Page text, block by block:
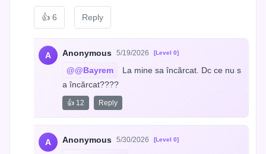
👍 6 Reply
A Anonymous 5/19/2026 [Level 0]
@@Bayrem
La mine sa încărcat. Dc ce nu s
a încărcat????
👍 12 Reply
A Anonymous 5/30/2026 [Level 0]